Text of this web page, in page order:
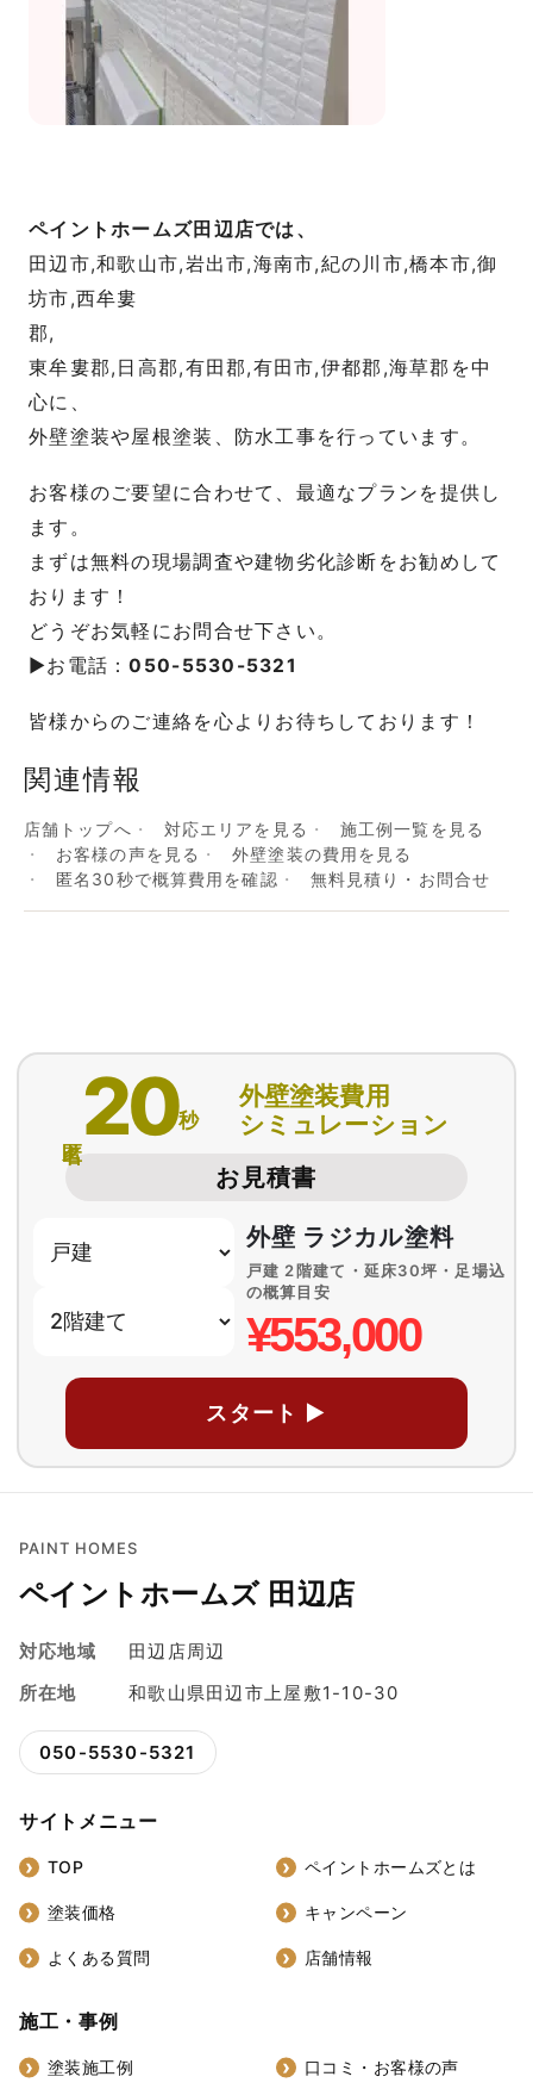
ペイントホームズ田辺店では、
田辺市,和歌山市,岩出市,海南市,紀の川市,橋本市,御
坊市,西牟婁
東牟婁郡,日高郡,有田郡,有田市,伊都郡,海草郡を中
心に、
外壁塗装や屋根塗装、防水工事を行っています。
お客様のご要望に合わせて、最適なプランを提供し
ます。
まずは無料の現場調査や建物劣化診断をお勧めして
おります！
どうぞお気軽にお問合せ下さい。
▶お電話：050-5530-5321
皆様からのご連絡を心よりお待ちしております！
関連情報
店舗トップへ 対応エリアを見る
施工例一覧を見る
お客様の声を見る
外壁塗装の費用を見る
匿名30秒で概算費用を確認
無料見積り・お問合せ
20秒
外壁塗装費用
シミュレーション
お見積書
外壁 ラジカル塗料
戸建 2階建て・延床30坪・足場込
の概算目安
¥553,000
スタート ▶
PAINT HOMES
ペイントホームズ 田辺店
対応地域
田辺店周辺
所在地
和歌山県田辺市上屋敷1-10-30
050-5530-5321
サイトメニュー
TOP ペイントホームズとは
塗装価格 キャンペーン
よくある質問 店舗情報
施工・事例
塗装施工例 口コミ・お客様の声